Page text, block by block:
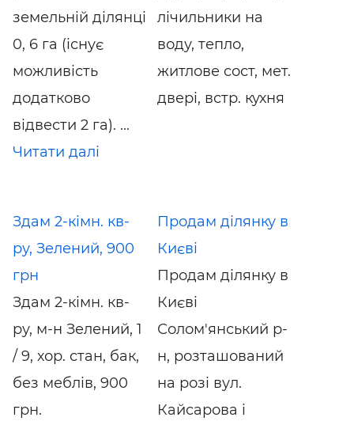
земельній ділянці
0, 6 га (існує
можливість
додатково
відвести 2 га). ...
Читати далі
лічильники на
воду, тепло,
житлове сост, мет.
двері, встр. кухня
Здам 2-кімн. кв-
ру, Зелений, 900
грн
Здам 2-кімн. кв-
ру, м-н Зелений, 1
/ 9, хор. стан, бак,
без меблів, 900
грн.
Продам ділянку в
Києві
Продам ділянку в
Києві
Солом'янський р-
н, розташований
на розі вул.
Кайсарова і